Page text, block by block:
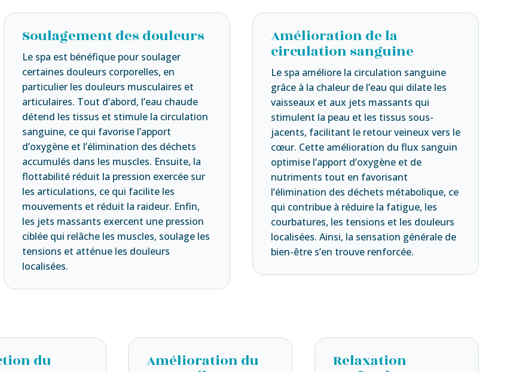
Soulagement des douleurs
Le spa est bénéfique pour soulager
certaines douleurs corporelles, en
particulier les douleurs musculaires et
articulaires. Tout d’abord, l’eau chaude
détend les tissus et stimule la circulation
sanguine, ce qui favorise l’apport
d’oxygène et l’élimination des déchets
accumulés dans les muscles. Ensuite, la
flottabilité réduit la pression exercée sur
les articulations, ce qui facilite les
mouvements et réduit la raideur. Enfin,
les jets massants exercent une pression
ciblée qui relâche les muscles, soulage les
tensions et atténue les douleurs
localisées.
Amélioration de la
circulation sanguine
Le spa améliore la circulation sanguine
grâce à la chaleur de l’eau qui dilate les
vaisseaux et aux jets massants qui
stimulent la peau et les tissus sous-
jacents, facilitant le retour veineux vers le
cœur. Cette amélioration du flux sanguin
optimise l’apport d’oxygène et de
nutriments tout en favorisant
l’élimination des déchets métabolique, ce
qui contribue à réduire la fatigue, les
courbatures, les tensions et les douleurs
localisées. Ainsi, la sensation générale de
bien-être s’en trouve renforcée.
du Amélioration du Relaxation